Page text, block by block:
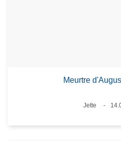
Meurtre
Standort
Jette